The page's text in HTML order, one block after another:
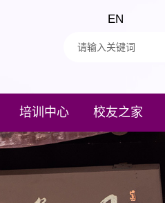
EN
培训中心 校友之家